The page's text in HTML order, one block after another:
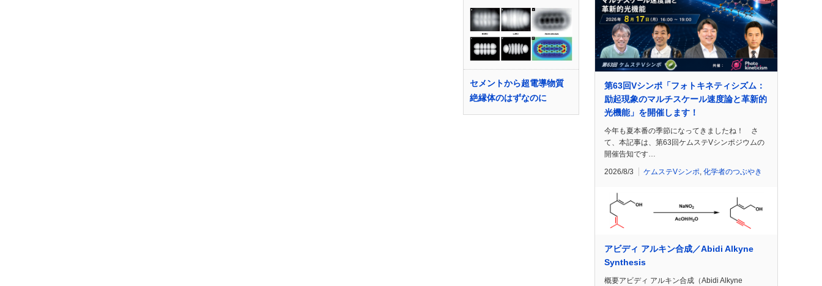
セメントから超電導物質
絶縁体のはずなのに
第63回Vシンポ「フォトキネティシズム：
励起現象のマルチスケール速度論と革新的
光機能」を開催します！
今年も夏本番の季節になってきましたね！ さ
て、本記事は、第63回ケムステVシンポジウムの
開催告知です…
2026/8/3 ケムステVシンポ, 化学者のつぶやき
アビディ アルキン合成／Abidi Alkyne
Synthesis
概要アビディ アルキン合成（Abidi Alkyne